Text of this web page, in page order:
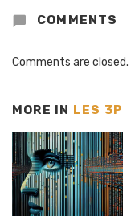
COMMENTS
Comments are closed.
MORE IN LES 3P